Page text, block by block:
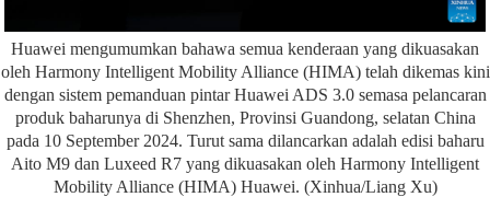
Huawei mengumumkan bahawa semua kenderaan yang dikuasakan
oleh Harmony Intelligent Mobility Alliance (HIMA) telah dikemas kini
dengan sistem pemanduan pintar Huawei ADS 3.0 semasa pelancaran
produk baharunya di Shenzhen, Provinsi Guandong, selatan China
pada 10 September 2024. Turut sama dilancarkan adalah edisi baharu
Aito M9 dan Luxeed R7 yang dikuasakan oleh Harmony Intelligent
Mobility Alliance (HIMA) Huawei. (Xinhua/Liang Xu)